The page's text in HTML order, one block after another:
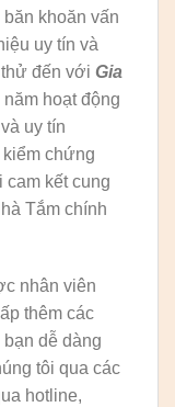
khoăn vấn
uy tín và
đến với Gia
hoạt động
uy tín
chứng
cam kết cung
Tắm chính
nhân viên
thêm các
dễ dàng
tôi qua các
hotline,